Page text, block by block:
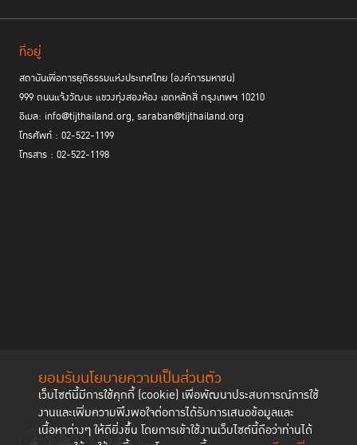
ยอมรับนโยบายความเป็นส่วนตัว
เว็บไซต์นี้มีการใช้คุกกี้ (cookie) เพื่อพัฒนาประสบการณ์การใช้
งานและเพิ่มความพึงพอใจต่อการได้รับการเสนอข้อมูลและ
เนื้อหาต่างๆ ให้ดียิ่งขึ้น โดยการเข้าใช้งานเว็บไซต์นี้ถือว่าท่านได้
กัมพูชา ได้0.31 คะแนน (อันดับ 141/143)
ทั้งนี้ จะมีการ
ของ WJP (Global Launch: WJP Rule of Law Index 2025)
ตุลาคมนี้ เวลา 21.00 น. ตามเวลาประเทศไทย ผู้สนใจสามารถรับชมได้ ผ่าน
ทาง YouTube :https://www.youtube.com/live/4f77e84JWgU
หรืออ่านรายงานดัชนีชี้วัดหลักนิติธรรม ฉบับปีล่าสุด ได้ที่นี่
ที่อยู่
สถาบันเพื่อการยุติธรรมแห่งประเทศไทย (องค์การมหาชน)
999 ถนนแจ้งวัฒนะ แขวงทุ่งสองห้อง เขตหลักสี่ กรุงเทพฯ 10210
อีเมล: info@tijthailand.org, saraban@tijthailand.org
โทรศัพท์ : 02-522-1199
โทรสาร : 02-522-1198
ติดตามช่องทาง social